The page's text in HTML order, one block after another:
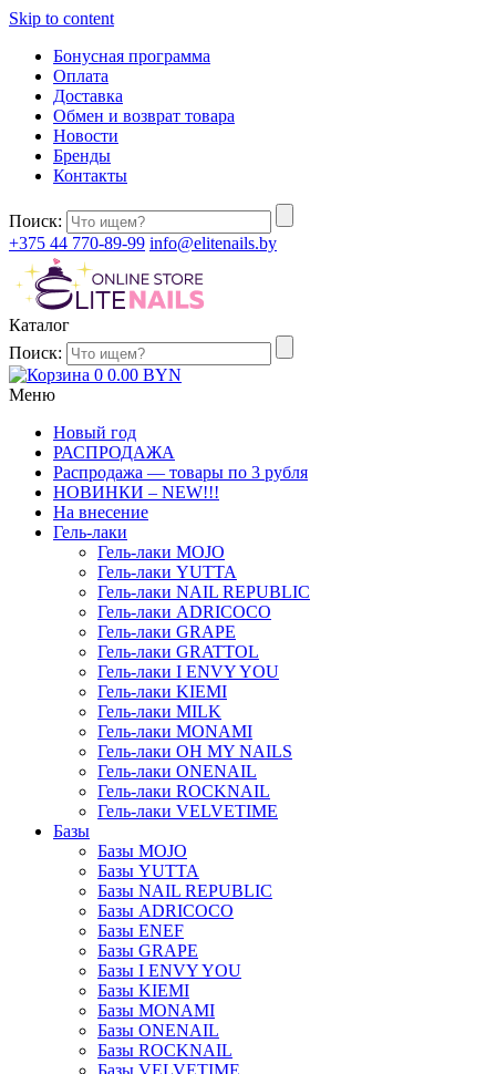
Skip to content
Бонусная программа
Оплата
Доставка
Обмен и возврат товара
Новости
Бренды
Контакты
Поиск:
+375 44 770-89-99 info@elitenails.by
Каталог
Поиск:
0 0.00 BYN
Меню
Новый год
РАСПРОДАЖА
Распродажа — товары по 3 рубля
НОВИНКИ – NEW!!!
На внесение
Гель-лаки
Гель-лаки MOJO
Гель-лаки YUTTA
Гель-лаки NAIL REPUBLIC
Гель-лаки ADRICOCO
Гель-лаки GRAPE
Гель-лаки GRATTOL
Гель-лаки I ENVY YOU
Гель-лаки KIEMI
Гель-лаки MILK
Гель-лаки MONAMI
Гель-лаки OH MY NAILS
Гель-лаки ONENAIL
Гель-лаки ROCKNAIL
Гель-лаки VELVETIME
Базы
Базы MOJO
Базы YUTTA
Базы NAIL REPUBLIC
Базы ADRICOCO
Базы ENEF
Базы GRAPE
Базы I ENVY YOU
Базы KIEMI
Базы MONAMI
Базы ONENAIL
Базы ROCKNAIL
Базы VELVETIME